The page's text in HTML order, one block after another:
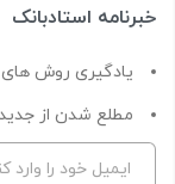
خبرنامه استادبانک
یادگیری روش
مطلع شدن از